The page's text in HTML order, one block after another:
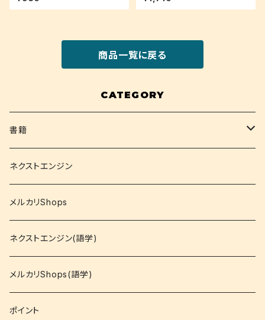
商品一覧に戻る
CATEGORY
書籍
関西大学テキスト
就活
資格
コミック
文庫
ネクストエンジン
メルカリShops
ネクストエンジン(語学)
メルカリShops(語学)
ポイント